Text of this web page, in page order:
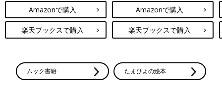
Amazonで購入
楽天ブックスで購入
Amazonで購入
楽天ブックスで購入
ムック書籍 たまひよの絵本